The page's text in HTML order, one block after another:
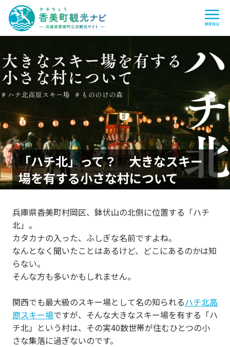
香
美
町
観
光
ナ
ビ
-
兵
庫
県
香
美
町
公
式
観
光
サ
イ
ト
-
「ハチ北」って？ 大きなスキー
場を有する小さな村について
兵庫県香美町村岡区、鉢伏山の北側に位置する「ハチ
北」。
カタカナの入った、ふしぎな名前ですよね。
なんとなく聞いたことはあるけど、どこにあるのかは知
らない。
そんな方も多いかもしれません。
関西でも最大級のスキー場として名の知られるハチ北高
原スキー場ですが、そんな大きなスキー場を有する「ハ
チ北」という村は、その実40数世帯が住むひとつの小
さな集落に過ぎないのです。